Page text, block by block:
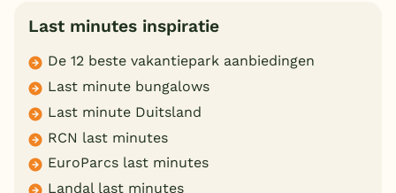
Last minutes inspiratie
De 12 beste vakantiepark aanbiedingen
Last minute bungalows
Last minute Duitsland
RCN last minutes
EuroParcs last minutes
Landal last minutes